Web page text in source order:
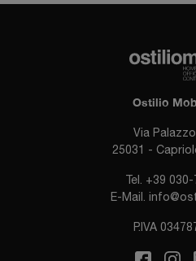
Ostilio
Via
25031 -
Tel. +39 030-
E-Mail.
P.IVA